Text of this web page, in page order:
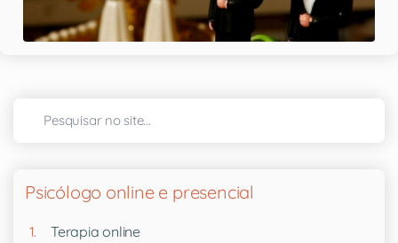
Psicólogo online e presencial
Terapia online